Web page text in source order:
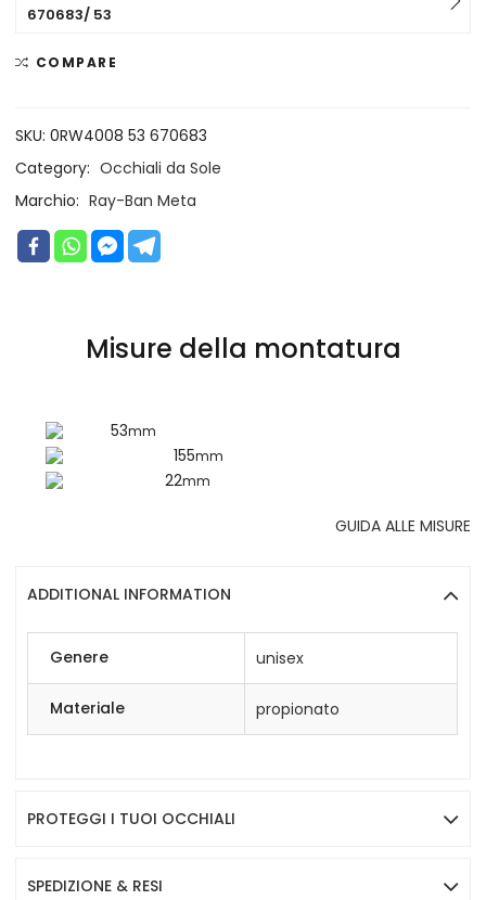
670683/ 53
COMPARE
SKU:0RW4008 53 670683
Category: Occhiali da Sole
Marchio: Ray-Ban Meta
Misure della montatura
53mm
155mm
22mm
GUIDA ALLE MISURE
ADDITIONAL INFORMATION
Genere unisex
Materiale propionato
PROTEGGI I TUOI OCCHIALI
SPEDIZIONE & RESI